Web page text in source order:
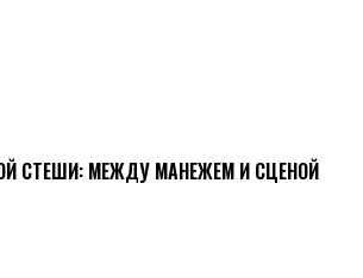
СТЕШИ: МЕЖДУ МАНЕЖЕМ И СЦЕНОЙ